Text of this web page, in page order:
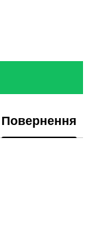
Повернення